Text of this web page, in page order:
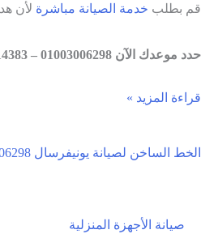
قم بطلب خدمة الصيانة مباشرة لأن
حدد موعدك الآن 01003006298 – 01222214383 – 01141500020 – 0233175202
قراءة المزيد »
الخط الساخن لصيانة يونيفرسال 01003006298 – 01222214383 – 01141500020 – 0233175202
صيانة الأجهزة المنزلية